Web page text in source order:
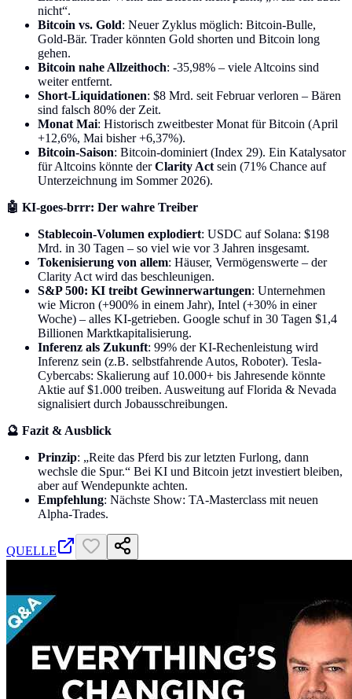
nicht“.
Bitcoin vs. Gold: Neuer Zyklus möglich: Bitcoin-Bulle,
Gold-Bär. Trader könnten Gold shorten und Bitcoin long
gehen.
Bitcoin nahe Allzeithoch: -35,98% – viele Altcoins sind
weiter entfernt.
Short-Liquidationen: $8 Mrd. seit Februar verloren – Bären
sind falsch 80% der Zeit.
Monat Mai: Historisch zweitbester Monat für Bitcoin (April
+12,6%, Mai bisher +6,37%).
Bitcoin-Saison: Bitcoin-dominiert (Index 29). Ein Katalysator
für Altcoins könnte derClarity Act sein (71% Chance auf
Unterzeichnung im Sommer 2026).
🤖 KI-goes-brrr: Der wahre Treiber
Stablecoin-Volumen explodiert: USDC auf Solana: $198
Mrd. in 30 Tagen – so viel wie vor 3 Jahren insgesamt.
Tokenisierung von allem: Häuser, Vermögenswerte – der
Clarity Act wird das beschleunigen.
S&P 500: KI treibt Gewinnerwartungen: Unternehmen
wie Micron (+900% in einem Jahr), Intel (+30% in einer
Woche) – alles KI-getrieben. Google schuf in 30 Tagen $1,4
Billionen Marktkapitalisierung.
Inferenz als Zukunft: 99% der KI-Rechenleistung wird
Inferenz sein (z.B. selbstfahrende Autos, Roboter). Tesla-
Cybercabs: Skalierung auf 10.000+ bis Jahresende könnte
Aktie auf $1.000 treiben. Ausweitung auf Florida & Nevada
signalisiert durch Jobausschreibungen.
🔮 Fazit & Ausblick
Prinzip: „Reite das Pferd bis zur letzten Furlong, dann
wechsle die Spur.“ Bei KI und Bitcoin jetzt investiert bleiben,
aber auf Wendepunkte achten.
Empfehlung: Nächste Show: TA-Masterclass mit neuen
Alpha-Trades.
QUELLE